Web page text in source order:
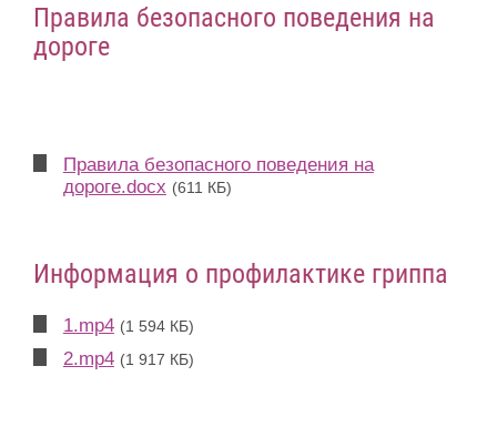
Правила безопасного поведения на
дороге
Правила безопасного поведения на
дороге.docx (611 КБ)
Информация о профилактике гриппа
1.mp4 (1 594 КБ)
2.mp4 (1 917 КБ)